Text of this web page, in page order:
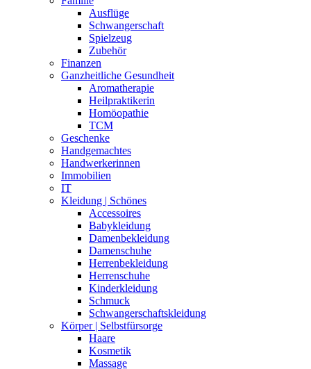
Ausflüge
Schwangerschaft
Spielzeug
Zubehör
Finanzen
Ganzheitliche Gesundheit
Aromatherapie
Heilpraktikerin
Homöopathie
TCM
Geschenke
Handgemachtes
Handwerkerinnen
Immobilien
IT
Kleidung | Schönes
Accessoires
Babykleidung
Damenbekleidung
Damenschuhe
Herrenbekleidung
Herrenschuhe
Kinderkleidung
Schmuck
Schwangerschaftskleidung
Körper | Selbstfürsorge
Haare
Kosmetik
Massage